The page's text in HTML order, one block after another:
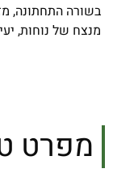
מנצח של נוחות,
מפרט